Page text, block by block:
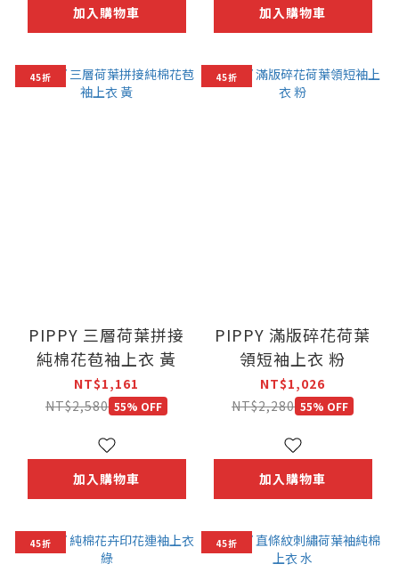
加入購物車 加入購物車
45折
PIPPY 三層荷葉拼接
純棉花苞袖上衣 黃
NT$1,161
NT$2,580 55% OFF
加入購物車
45折
PIPPY 滿版碎花荷葉
領短袖上衣 粉
NT$1,026
NT$2,280 55% OFF
加入購物車
45折 45折